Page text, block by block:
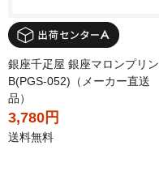
銀座千疋屋 銀座マロンプリン
B(PGS-052)（メーカー直送
品）
3,780円
送料無料